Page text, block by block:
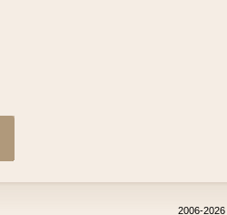
2006-2026